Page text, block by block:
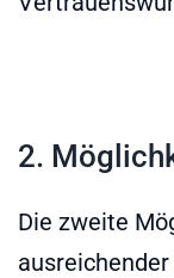
2.
Die zweite